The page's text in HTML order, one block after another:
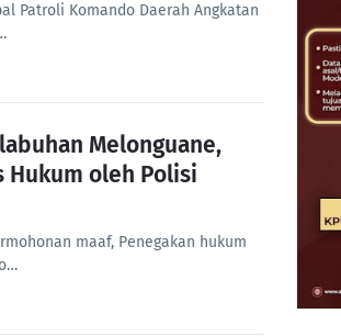
Patroli Komando Daerah Angkatan
Melonguane,
Hukum oleh Polisi
maaf, Penegakan hukum